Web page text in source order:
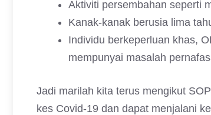
Aktiviti persembahan seperti
Kanak-kanak berusia lima
Individu berkeperluan khas,
mempunyai masalah
Jadi marilah kita terus mengikut
kes Covid-19 dan dapat menjalani